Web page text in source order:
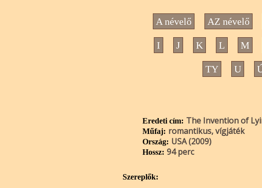
A névelő AZ névelő
I J K L M
TY U
Eredeti cím: The Invention of
Műfaj: romantikus, vígjáték
Ország: USA (2009)
Hossz: 94 perc
Szereplők: